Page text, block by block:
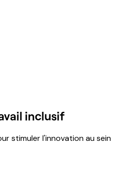
inclusif
stimuler l'innovation au sein